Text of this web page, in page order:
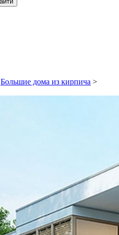
Большие дома из кирпича >